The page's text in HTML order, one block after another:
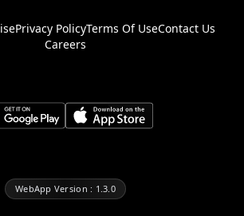
Privacy PolicyTerms Of UseContact Us
Careers
WebApp Version : 1.3.0